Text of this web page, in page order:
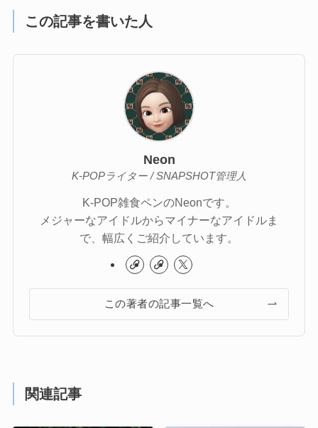
この記事を書いた人
Neon
K-POPライター / SNAPSHOT管理人
K-POP雑食ペンのNeonです。
メジャーなアイドルからマイナーなアイドルま
で、幅広くご紹介しています。
この著者の記事一覧へ
関連記事